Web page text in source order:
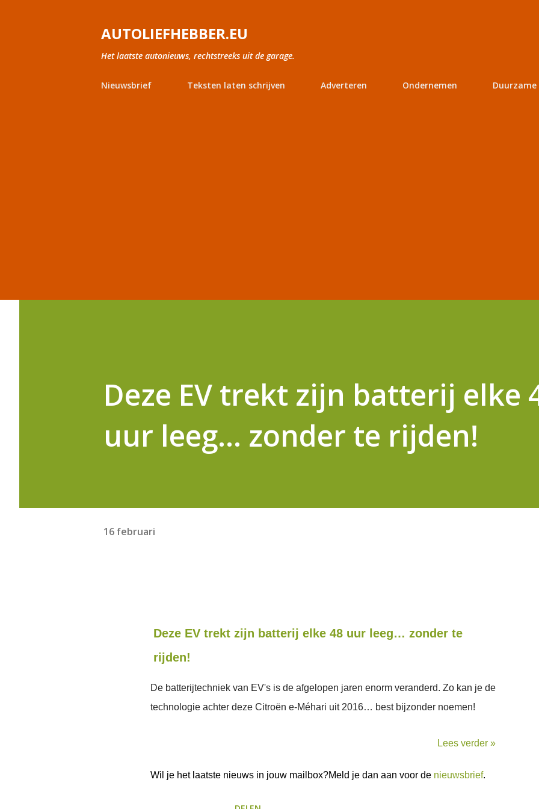
AUTOLIEFHEBBER.EU
Het laatste autonieuws, rechtstreeks uit de garage.
Nieuwsbrief Teksten laten schrijven Adverteren Ondernemen Duurzame
Deze EV trekt zijn batterij elke
uur leeg… zonder te rijden!
16 februari
Deze EV trekt zijn batterij elke 48 uur leeg… zonder te
rijden!
De batterijtechniek van EV's is de afgelopen jaren enorm veranderd. Zo kan je de
technologie achter deze Citroën e-Méhari uit 2016… best bijzonder noemen!
Lees verder »
Wil je het laatste nieuws in jouw mailbox?Meld je dan aan voor de nieuwsbrief.